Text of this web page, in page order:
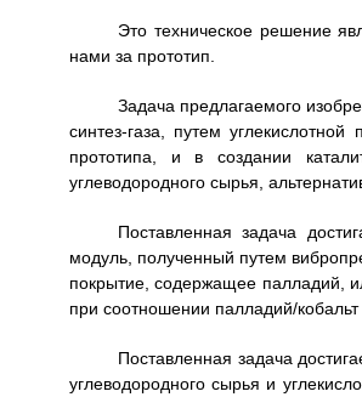
Это техническое решение
нами за прототип.
Задача предлагаемого
синтез-газа, путем
прототипа, и в создании
углеводородного сырья,
Поставленная задача
модуль, полученный путем
покрытие, содержащее палладий,
при соотношении палладий/
Поставленная задача
углеводородного сырья и